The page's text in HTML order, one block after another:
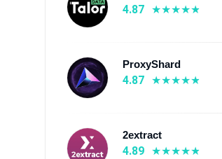
4.87
ProxyShard
4.87
2extract
4.89